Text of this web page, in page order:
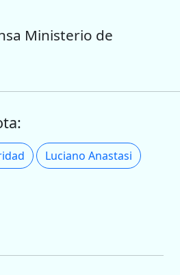
Ministerio de
Luciano Anastasi